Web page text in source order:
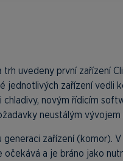
trh uvedeny první zařízení
jednotlivých zařízení vedli
novým řídicím
neustálým vývojem
zařízení (komor).
a je bráno jako